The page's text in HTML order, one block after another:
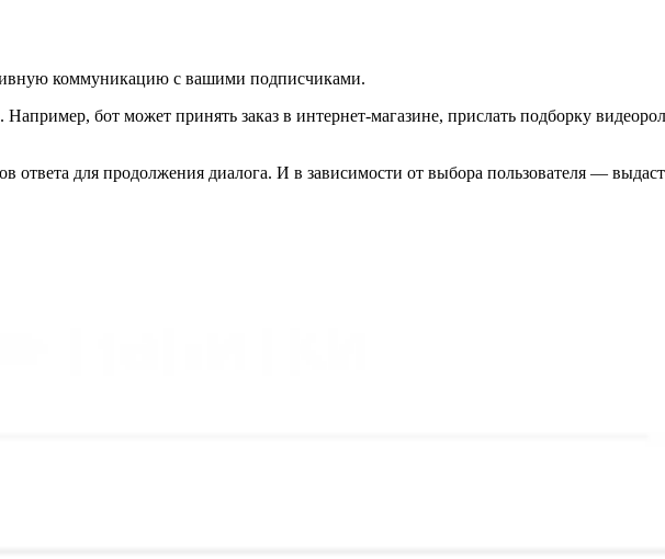
коммуникацию с вашими подписчиками.
бот может принять заказ в интернет-магазине, прислать подборку
ответа для продолжения диалога. И в зависимости от выбора пользователя —